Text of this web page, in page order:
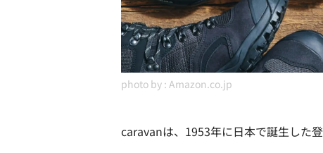
photo by : Amazon.co.jp
caravanは、1953年に日本で誕生した